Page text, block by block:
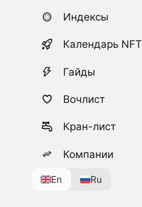
Индексы
Календарь NFT
Гайды
Вочлист
Кран-лист
Компании
En Ru